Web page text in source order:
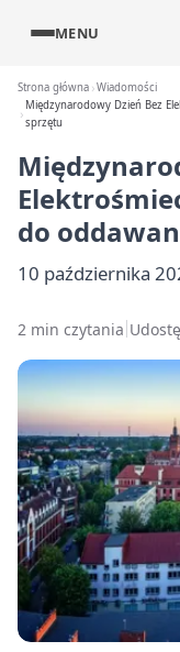
MENU
Strona główna Wiadomości
Międzynarodowy Dzień Bez
sprzętu
do
10 października
2 min czytania